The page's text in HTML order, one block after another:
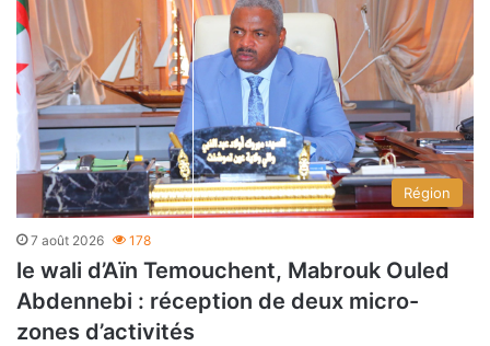
Région
7 août 2026 178
le wali d’Aïn Temouchent, Mabrouk Ouled
Abdennebi : réception de deux micro-
zones d’activités